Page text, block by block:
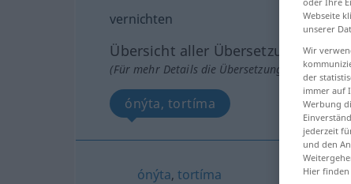
vernichten
Übersicht aller Übersetzungen
(Für mehr Details die Übersetzung anklicken/
ónýta, tortíma
ónýta, tortíma
Webseite
unserer
Wir
der
immer auf
Werbung
jederzeit
und den
Hier finden